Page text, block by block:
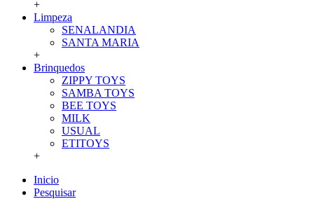
+
Limpeza
SENALANDIA
SANTA MARIA
+
Brinquedos
ZIPPY TOYS
SAMBA TOYS
BEE TOYS
MILK
USUAL
ETITOYS
+
Inicio
Pesquisar